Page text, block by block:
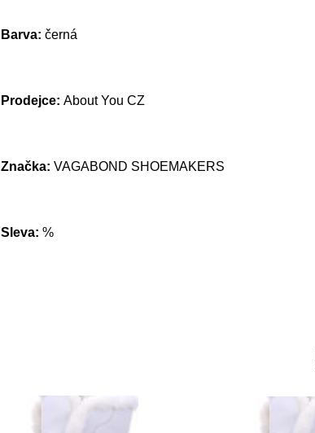
Barva: černá
Prodejce: About You CZ
Značka: VAGABOND SHOEMAKERS
Sleva: %